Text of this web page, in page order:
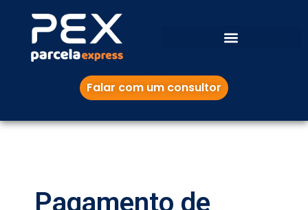
Falar com um consultor
Pagamento de